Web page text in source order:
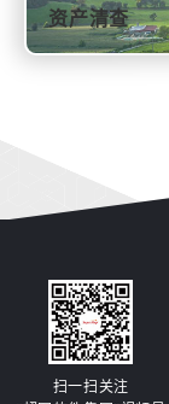
资产清查
扫一扫关注